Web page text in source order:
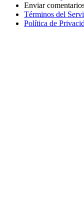
Enviar
Términos del
Política de